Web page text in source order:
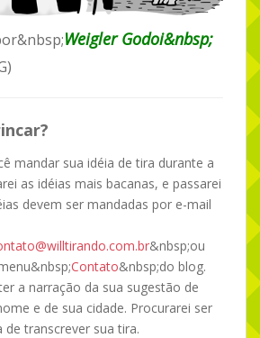
Weigler Godoi&nbsp;
mandar sua idéia de tira durante a
as idéias mais bacanas, e passarei
devem ser mandadas por e-mail
&nbsp;ou
Contato&nbsp;do blog.
a narração da sua sugestão de
e de sua cidade. Procurarei ser
transcrever sua tira.